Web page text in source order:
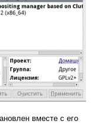
вместе с его